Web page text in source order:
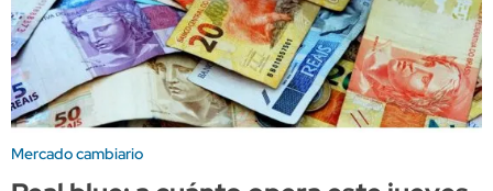
Mercado cambiario